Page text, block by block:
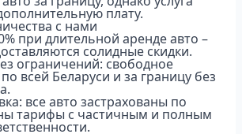
плату.
с нами
при длительной аренде авто –
солидные скидки.
ограничений: свободное
всей Беларуси и за границу без
все авто застрахованы по
тарифы с частичным и полным